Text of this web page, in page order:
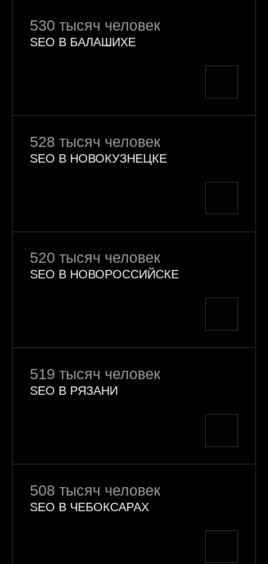
530 тысяч человек
SEO В БАЛАШИХЕ
528 тысяч человек
SEO В НОВОКУЗНЕЦКЕ
520 тысяч человек
SEO В НОВОРОССИЙСКЕ
519 тысяч человек
SEO В РЯЗАНИ
508 тысяч человек
SEO В ЧЕБОКСАРАХ